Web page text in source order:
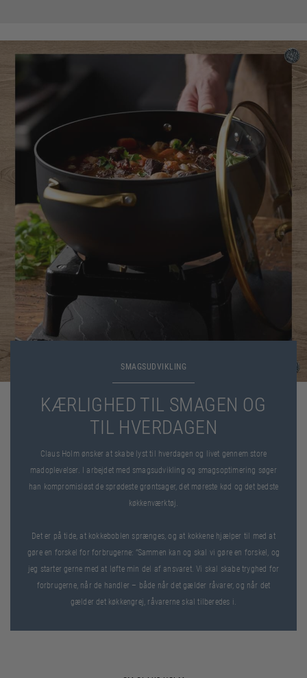
SMAGSUDVIKLING
KÆRLIGHED TIL SMAGEN OG
TIL HVERDAGEN
Claus Holm ønsker at skabe lyst til hverdagen og livet gennem store
madoplevelser. I arbejdet med smagsudvikling og smagsoptimering søger
han kompromisløst de sprødeste grøntsager, det møreste kød og det bedste
køkkenværktøj.
Det er på tide, at kokkeboblen sprænges, og at kokkene hjælper til med at
gøre en forskel for forbrugerne: “Sammen kan og skal vi gøre en forskel, og
jeg starter gerne med at løfte min del af ansvaret. Vi skal skabe tryghed for
forbrugerne, når de handler – både når det gælder råvarer, og når det
gælder det køkkengrej, råvarerne skal tilberedes i.